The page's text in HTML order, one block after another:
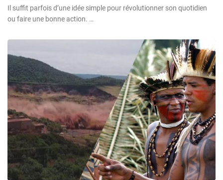
Il suffit parfois d’une idée simple pour révolutionner son quotidien
ou faire une bonne action. …